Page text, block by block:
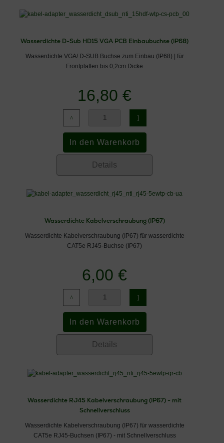
Wasserdichte D-Sub HD15 VGA PCB Einbaubuchse (IP68)
Wasserdichte VGA/ D-SUB Buchse zum Einbau (IP68) | für
Frontplatten bis 0,2cm Dicke
16,80 €
Details
Wasserdichte Kabelverschraubung (IP67)
Wasserdichte Kabelverschraubung (IP67) für wasserdichte
CAT5e RJ45-Buchse (IP67)
6,00 €
Details
Wasserdichte RJ45 Kabelverschraubung (IP67) - mit
Schnellverschluss
Wasserdichte Kabelverschraubung (IP67) für wasserdichte
CAT5e RJ45-Buchsen (IP67) - mit Schnellverschluss